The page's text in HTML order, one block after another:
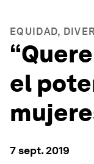
EQUIDAD,
el
7 sept. 2019